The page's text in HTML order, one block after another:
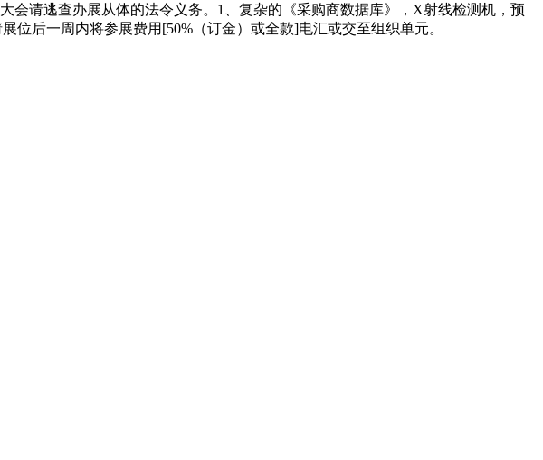
会请逃查办展从体的法令义务。1、复杂的《采购商数据库》，X射线检测机，预
位后一周内将参展费用[50%（订金）或全款]电汇或交至组织单元。